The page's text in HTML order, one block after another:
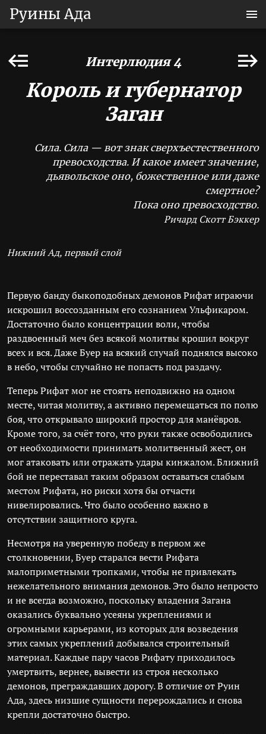
Руины Ада
Интерлюдия 4
Король и губернатор
Заган
Сила. Сила — вот знак сверхъестественного
превосходства. И какое имеет значение,
дьявольское оно, божественное или даже
смертное?
Пока оно превосходство.
Ричард Скотт Бэккер
Нижний Ад, первый слой
Первую банду быкоподобных демонов Рифат играючи
искрошил воссозданным его сознанием Ульфикаром.
Достаточно было концентрации воли, чтобы
раздвоенный меч без всякой молитвы крошил вокруг
всех и вся. Даже Буер на всякий случай поднялся высоко
в небо, чтобы случайно не попасть под раздачу.
Теперь Рифат мог не стоять неподвижно на одном
месте, читая молитву, а активно перемещаться по полю
боя, что открывало широкий простор для манёвров.
Кроме того, за счёт того, что руки также освободились
от необходимости принимать молитвенный жест, он
мог атаковать или отражать удары кинжалом. Ближний
бой не переставал таким образом оставаться слабым
местом Рифата, но риски хотя бы отчасти
нивелировались. Что было особенно важно в
отсутствии защитного круга.
Несмотря на уверенную победу в первом же
столкновении, Буер старался вести Рифата
малоприметными тропками, чтобы не привлекать
нежелательного внимания демонов. Это было непросто
и не всегда возможно, поскольку владения Загана
оказались буквально усеяны укреплениями и
огромными карьерами, из которых для возведения
этих самых укреплений добывался строительный
материал. Каждые пару часов Рифату приходилось
умертвить, вернее, вывести из строя несколько
демонов, преграждавших дорогу. В отличие от Руин
Ада, здесь низшие сущности перерождались и снова
крепли достаточно быстро.